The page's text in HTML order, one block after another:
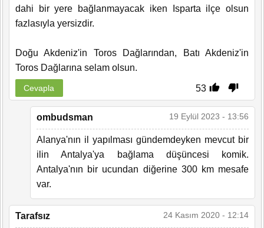
dahi bir yere bağlanmayacak iken Isparta ilçe olsun
fazlasıyla yersizdir.
Doğu Akdeniz'in Toros Dağlarından, Batı Akdeniz'in
Toros Dağlarına selam olsun.
53
Cevapla
ombudsman 19 Eylül 2023 - 13:56
Alanya'nın il yapılması gündemdeyken mevcut bir
ilin Antalya'ya bağlama düşüncesi komik.
Antalya'nın bir ucundan diğerine 300 km mesafe
var.
Tarafsız 24 Kasım 2020 - 12:14